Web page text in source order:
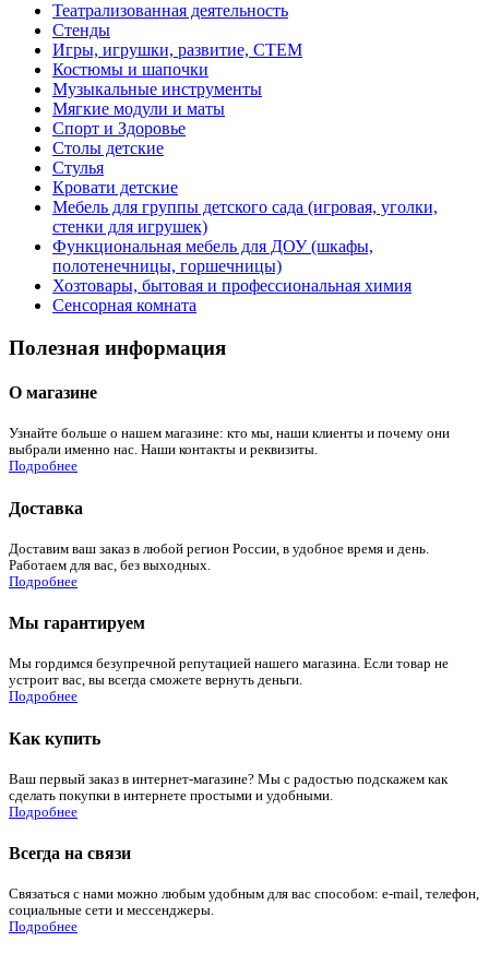
Театрализованная деятельность
Стенды
Игры, игрушки, развитие, СТЕМ
Костюмы и шапочки
Музыкальные инструменты
Мягкие модули и маты
Спорт и Здоровье
Столы детские
Стулья
Кровати детские
Мебель для группы детского сада (игровая, уголки,
стенки для игрушек)
Функциональная мебель для ДОУ (шкафы,
полотенечницы, горшечницы)
Хозтовары, бытовая и профессиональная химия
Сенсорная комната
Полезная информация
О магазине
Узнайте больше о нашем магазине: кто мы, наши клиенты и почему они
выбрали именно нас. Наши контакты и реквизиты.
Подробнее
Доставка
Доставим ваш заказ в любой регион России, в удобное время и день.
Работаем для вас, без выходных.
Подробнее
Мы гарантируем
Мы гордимся безупречной репутацией нашего магазина. Если товар не
устроит вас, вы всегда сможете вернуть деньги.
Подробнее
Как купить
Ваш первый заказ в интернет-магазине? Мы с радостью подскажем как
сделать покупки в интернете простыми и удобными.
Подробнее
Всегда на связи
Связаться с нами можно любым удобным для вас способом: e-mail, телефон,
социальные сети и мессенджеры.
Подробнее